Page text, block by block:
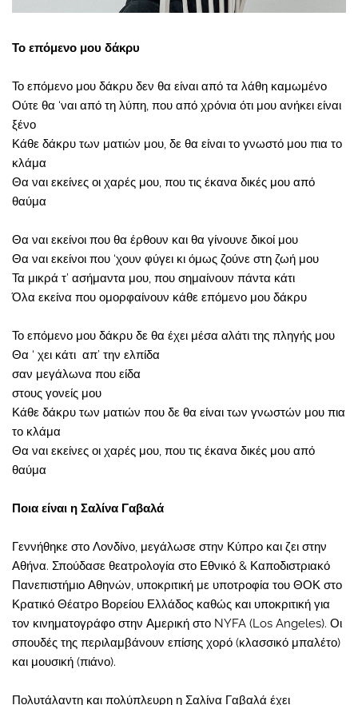
Το επόμενο μου δάκρυ
Το επόμενο μου δάκρυ δεν θα είναι από τα λάθη καμωμένο
Ούτε θα ‘ναι από τη λύπη, που από χρόνια ότι μου ανήκει είναι
ξένο
Κάθε δάκρυ των ματιών μου, δε θα είναι το γνωστό μου πια το
κλάμα
Θα ναι εκείνες οι χαρές μου, που τις έκανα δικές μου από
θαύμα
Θα ναι εκείνοι που θα έρθουν και θα γίνουνε δικοί μου
Θα ναι εκείνοι που ‘χουν φύγει κι όμως ζούνε στη ζωή μου
Τα μικρά τ’ ασήμαντα μου, που σημαίνουν πάντα κάτι
Όλα εκείνα που ομορφαίνουν κάθε επόμενο μου δάκρυ
Το επόμενο μου δάκρυ δε θα έχει μέσα αλάτι της πληγής μου
Θα ‘ χει κάτι απ’ την ελπίδα
σαν μεγάλωνα που είδα
στους γονείς μου
Κάθε δάκρυ των ματιών που δε θα είναι των γνωστών μου πια
το κλάμα
Θα ναι εκείνες οι χαρές μου, που τις έκανα δικές μου από
θαύμα
Ποια είναι η Σαλίνα Γαβαλά
Γεννήθηκε στο Λονδίνο, μεγάλωσε στην Κύπρο και ζει στην
Αθήνα. Σπούδασε θεατρολογία στο Εθνικό & Καποδιστριακό
Πανεπιστήμιο Αθηνών, υποκριτική με υποτροφία του ΘΟΚ στο
Κρατικό Θέατρο Βορείου Ελλάδος καθώς και υποκριτική για
τον κινηματογράφο στην Αμερική στο NYFA (Los Angeles). Οι
σπουδές της περιλαμβάνουν επίσης χορό (κλασσικό μπαλέτο)
και μουσική (πιάνο).
Πολυτάλαντη και πολύπλευρη η Σαλίνα Γαβαλά έχει